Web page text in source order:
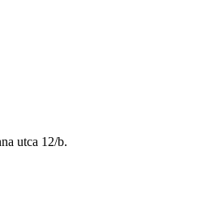
utca 12/b.